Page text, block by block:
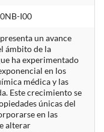
I00
un avance
ámbito de la
ha experimentado
en los
médica y las
Este crecimiento se
únicas del
en las
alterar